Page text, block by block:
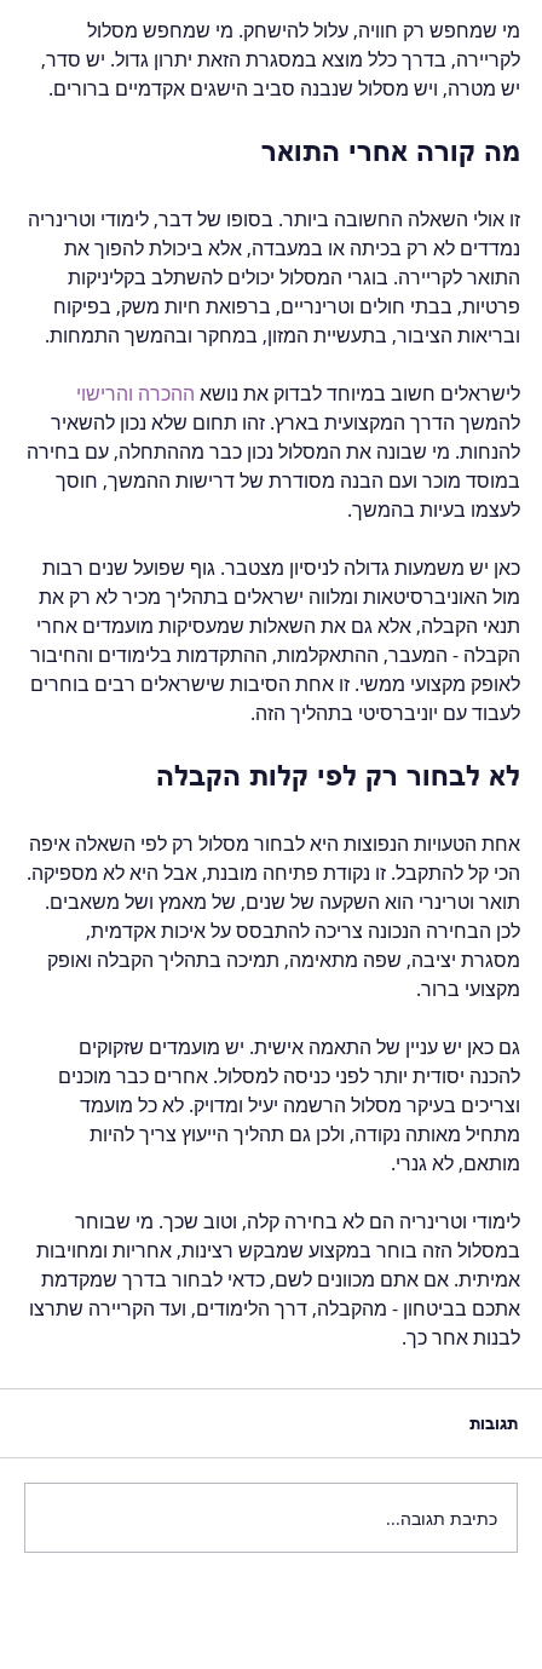
מי שמחפש רק חוויה, עלול להישחק. מי שמחפש מסלול
לקריירה, בדרך כלל מוצא במסגרת הזאת יתרון גדול. יש סדר,
יש מטרה, ויש מסלול שנבנה סביב הישגים אקדמיים ברורים.
מה קורה אחרי התואר
זו אולי השאלה החשובה ביותר. בסופו של דבר, לימודי וטרינריה
נמדדים לא רק בכיתה או במעבדה, אלא ביכולת להפוך את
התואר לקריירה. בוגרי המסלול יכולים להשתלב בקליניקות
פרטיות, בבתי חולים וטרינריים, ברפואת חיות משק, בפיקוח
ובריאות הציבור, בתעשיית המזון, במחקר ובהמשך התמחות.
לישראלים חשוב במיוחד לבדוק את נושא ההכרה והרישוי
להמשך הדרך המקצועית בארץ. זהו תחום שלא נכון להשאיר
להנחות. מי שבונה את המסלול נכון כבר מההתחלה, עם בחירה
במוסד מוכר ועם הבנה מסודרת של דרישות ההמשך, חוסך
לעצמו בעיות בהמשך.
כאן יש משמעות גדולה לניסיון מצטבר. גוף שפועל שנים רבות
מול האוניברסיטאות ומלווה ישראלים בתהליך מכיר לא רק את
תנאי הקבלה, אלא גם את השאלות שמעסיקות מועמדים אחרי
הקבלה - המעבר, ההתאקלמות, ההתקדמות בלימודים והחיבור
לאופק מקצועי ממשי. זו אחת הסיבות שישראלים רבים בוחרים
לעבוד עם יוניברסיטי בתהליך הזה.
לא לבחור רק לפי קלות הקבלה
אחת הטעויות הנפוצות היא לבחור מסלול רק לפי השאלה איפה
הכי קל להתקבל. זו נקודת פתיחה מובנת, אבל היא לא מספיקה.
תואר וטרינרי הוא השקעה של שנים, של מאמץ ושל משאבים.
לכן הבחירה הנכונה צריכה להתבסס על איכות אקדמית,
מסגרת יציבה, שפה מתאימה, תמיכה בתהליך הקבלה ואופק
מקצועי ברור.
גם כאן יש עניין של התאמה אישית. יש מועמדים שזקוקים
להכנה יסודית יותר לפני כניסה למסלול. אחרים כבר מוכנים
וצריכים בעיקר מסלול הרשמה יעיל ומדויק. לא כל מועמד
מתחיל מאותה נקודה, ולכן גם תהליך הייעוץ צריך להיות
מותאם, לא גנרי.
לימודי וטרינריה הם לא בחירה קלה, וטוב שכך. מי שבוחר
במסלול הזה בוחר במקצוע שמבקש רצינות, אחריות ומחויבות
אמיתית. אם אתם מכוונים לשם, כדאי לבחור בדרך שמקדמת
אתכם בביטחון - מהקבלה, דרך הלימודים, ועד הקריירה שתרצו
לבנות אחר כך.
תגובות
כתיבת תגובה...